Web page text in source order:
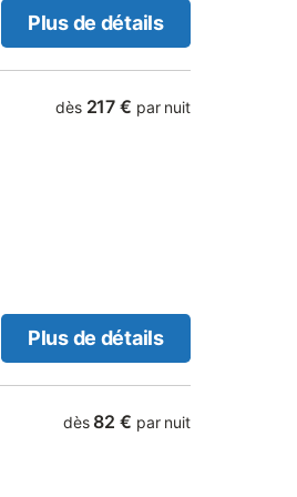
Plus de détails
dès 217 € par nuit
Plus de détails
dès 82 € par nuit